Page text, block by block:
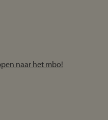
naar het mbo!